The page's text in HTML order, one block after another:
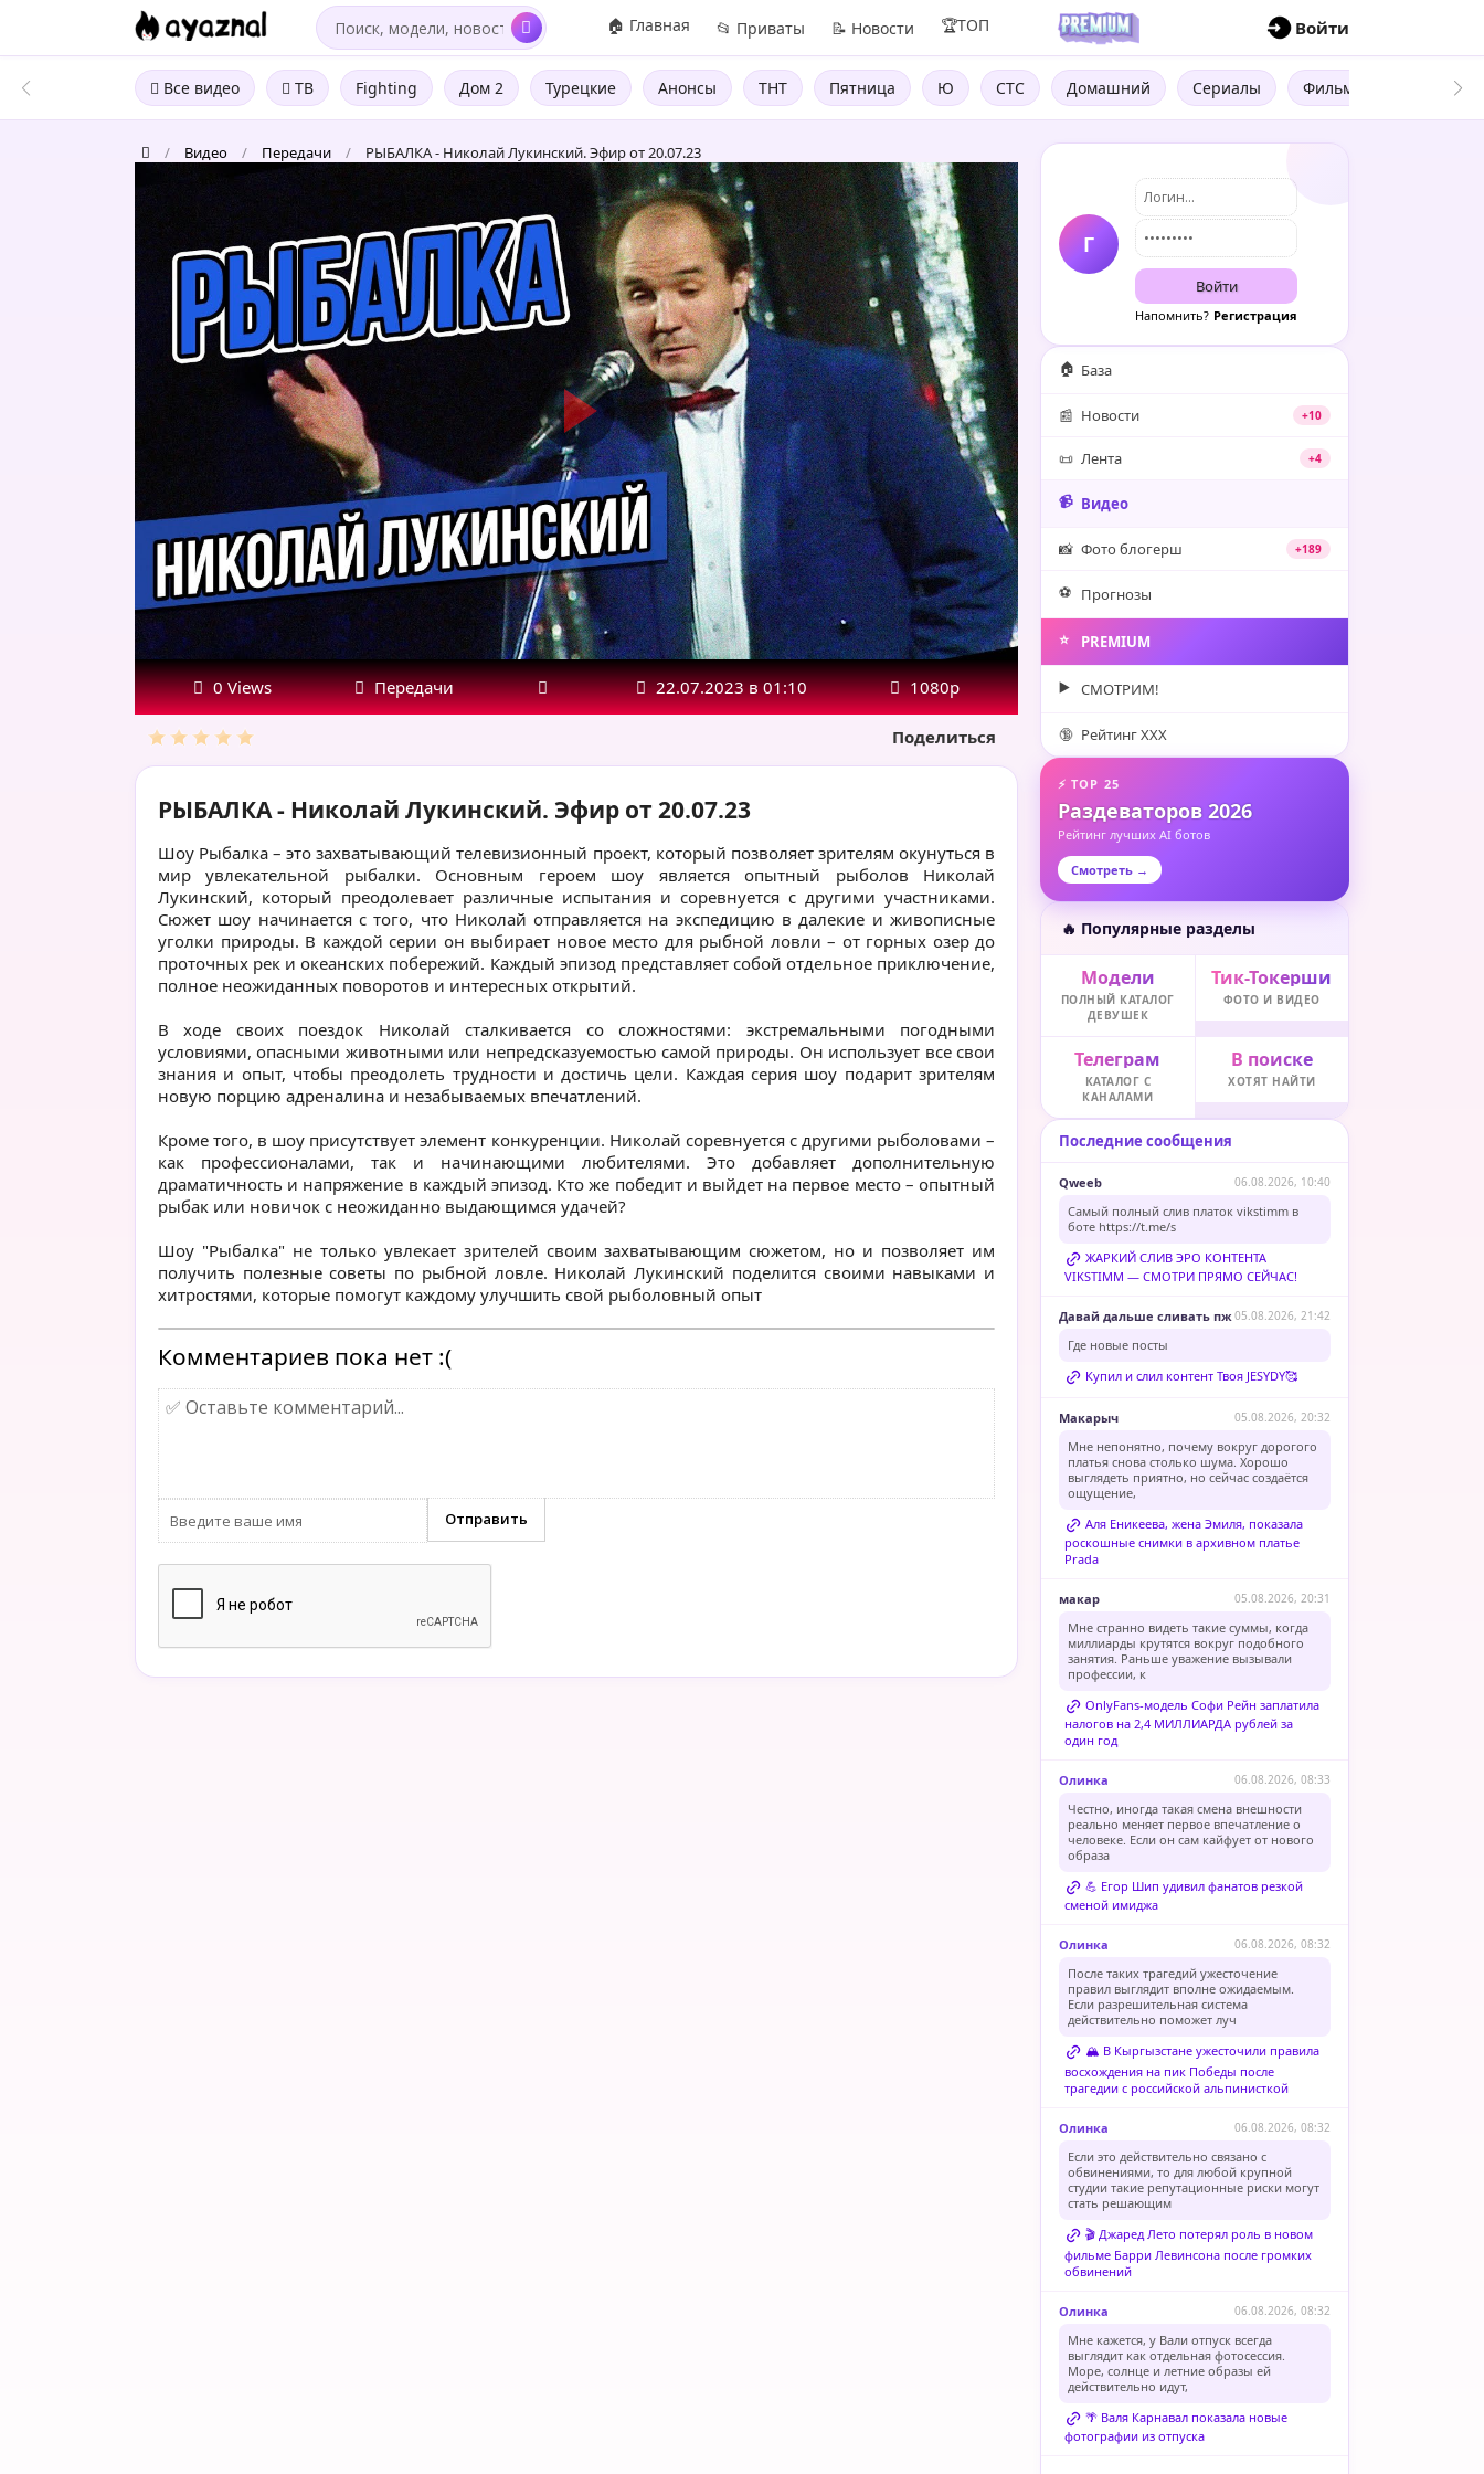
🏠 Главная 📂 Приваты 📝 Новости 🏆ТОП Войти
Все видео ТВ Fighting Дом 2 Турецкие Анонсы ТНТ Пятница Ю СТС Домашний Сериалы Фильмы Трейлеры
/ Видео / Передачи / РЫБАЛКА - Николай Лукинский. Эфир от 20.07.23
РЫБАЛКА
Николай
Лукинский.
Эфир
20.07.23
0 Views Передачи 22.07.2023 в 01:10 1080р
Поделиться
РЫБАЛКА - Николай Лукинский. Эфир от 20.07.23
Шоу Рыбалка – это захватывающий телевизионный проект, который позволяет зрителям окунуться в
мир увлекательной рыбалки. Основным героем шоу является опытный рыболов Николай
Лукинский, который преодолевает различные испытания и соревнуется с другими участниками.
Сюжет шоу начинается с того, что Николай отправляется на экспедицию в далекие и живописные
уголки природы. В каждой серии он выбирает новое место для рыбной ловли – от горных озер до
проточных рек и океанских побережий. Каждый эпизод представляет собой отдельное приключение,
полное неожиданных поворотов и интересных открытий.
В ходе своих поездок Николай сталкивается со сложностями: экстремальными погодными
условиями, опасными животными или непредсказуемостью самой природы. Он использует все свои
знания и опыт, чтобы преодолеть трудности и достичь цели. Каждая серия шоу подарит зрителям
новую порцию адреналина и незабываемых впечатлений.
Кроме того, в шоу присутствует элемент конкуренции. Николай соревнуется с другими рыболовами –
как профессионалами, так и начинающими любителями. Это добавляет дополнительную
драматичность и напряжение в каждый эпизод. Кто же победит и выйдет на первое место – опытный
рыбак или новичок с неожиданно выдающимся удачей?
Шоу "Рыбалка" не только увлекает зрителей своим захватывающим сюжетом, но и позволяет им
получить полезные советы по рыбной ловле. Николай Лукинский поделится своими навыками и
хитростями, которые помогут каждому улучшить свой рыболовный опыт
Комментариев пока нет :(
Г
Войти
Напомнить? Регистрация
🏠 База
📰 Новости +10
📜 Лента +4
📹 Видео
📸 Фото блогерш +189
⚽️ Прогнозы
⭐️ PREMIUM
▶️ СМОТРИМ!
🔞 Рейтинг XXX
⚡ TOP 25
Раздеваторов 2026
Рейтинг лучших AI ботов
Смотреть →
🔥 Популярные разделы
Модели
ПОЛНЫЙ КАТАЛОГ
ДЕВУШЕК
Тик-Токерши
ФОТО И ВИДЕО
Телеграм
КАТАЛОГ С
КАНАЛАМИ
В поиске
ХОТЯТ НАЙТИ
Последние сообщения
Qweeb 06.08.2026, 10:40
Самый полный слив платок vikstimm в
боте https://t.me/s
ЖАРКИЙ СЛИВ ЭРО КОНТЕНТА
VIKSTIMM — СМОТРИ ПРЯМО СЕЙЧАС!
Давай дальше сливать пж05.08.2026, 21:42
Где новые посты
Купил и слил контент Твоя JESYDY🥰
Макарыч 05.08.2026, 20:32
Мне непонятно, почему вокруг дорогого
платья снова столько шума. Хорошо
выглядеть приятно, но сейчас создаётся
ощущение,
Аля Еникеева, жена Эмиля, показала
роскошные снимки в архивном платье
Prada
макар 05.08.2026, 20:31
Мне странно видеть такие суммы, когда
миллиарды крутятся вокруг подобного
занятия. Раньше уважение вызывали
профессии, к
OnlyFans-модель Софи Рейн заплатила
налогов на 2,4 МИЛЛИАРДА рублей за
один год
Олинка 06.08.2026, 08:33
Честно, иногда такая смена внешности
реально меняет первое впечатление о
человеке. Если он сам кайфует от нового
образа
💪 Егор Шип удивил фанатов резкой
сменой имиджа
Олинка 06.08.2026, 08:32
После таких трагедий ужесточение
правил выглядит вполне ожидаемым.
Если разрешительная система
действительно поможет луч
🏔️ В Кыргызстане ужесточили правила
восхождения на пик Победы после
трагедии с российской альпинисткой
Олинка 06.08.2026, 08:32
Если это действительно связано с
обвинениями, то для любой крупной
студии такие репутационные риски могут
стать решающим
🎬 Джаред Лето потерял роль в новом
фильме Барри Левинсона после громких
обвинений
Олинка 06.08.2026, 08:32
Мне кажется, у Вали отпуск всегда
выглядит как отдельная фотосессия.
Море, солнце и летние образы ей
действительно идут,
🌴 Валя Карнавал показала новые
фотографии из отпуска